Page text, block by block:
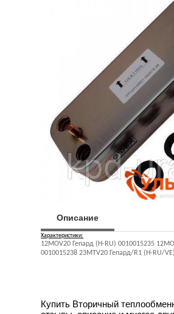
Описание
Характеристики:
12MOV20 Гепард (H-RU) 0010015235
0010015238 23MTV20 Гепард/R1 (H-RU/
Купить Вторичный